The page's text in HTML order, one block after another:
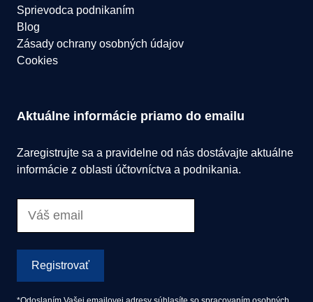
Sprievodca podnikaním
Blog
Zásady ochrany osobných údajov
Cookies
Aktuálne informácie priamo do emailu
Zaregistrujte sa a pravidelne od nás dostávajte aktuálne
informácie z oblasti účtovníctva a podnikania.
Registrovať